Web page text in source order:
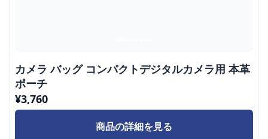
カメラ バッグ コンパクトデジタルカメラ用 本革
ポーチ
¥3,760
商品の詳細を見る